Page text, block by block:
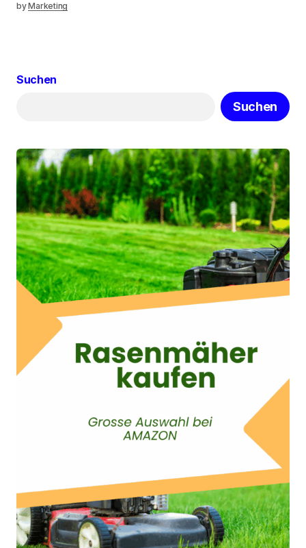
byMarketing
Suchen
Suchen